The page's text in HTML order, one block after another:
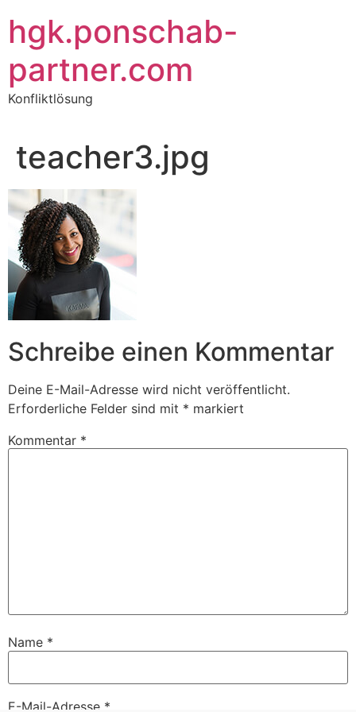
Inhalt
springen
hgk.ponschab-
partner.com
Konfliktlösung
teacher3.jpg
Schreibe einen Kommentar
Deine E-Mail-Adresse wird nicht veröffentlicht.
Erforderliche Felder sind mit * markiert
Kommentar *
Name *
E-Mail-Adresse *